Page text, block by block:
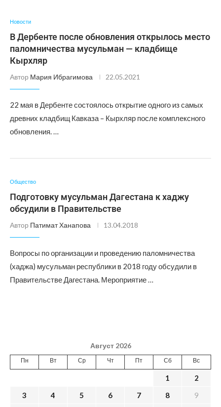
Новости
В Дербенте после обновления открылось место
паломничества мусульман — кладбище
Кырхляр
Автор Мария Ибрагимова 22.05.2021
22 мая в Дербенте состоялось открытие одного из самых
древних кладбищ Кавказа – Кырхляр после комплексного
обновления. …
Общество
Подготовку мусульман Дагестана к хаджу
обсудили в Правительстве
Автор Патимат Ханапова 13.04.2018
Вопросы по организации и проведению паломничества
(хаджа) мусульман республики в 2018 году обсудили в
Правительстве Дагестана. Мероприятие …
Август 2026
Пн Вт Ср Чт Пт Сб Вс
1
2
3
4 5 6 7 8
9